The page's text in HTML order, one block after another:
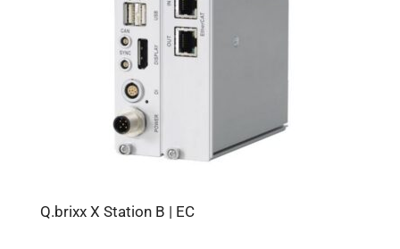
Q.brixx X Station B | EC